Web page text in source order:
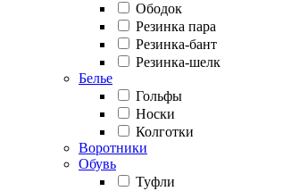
Ободок
Резинка пара
Резинка-бант
Резинка-шелк
Белье
Гольфы
Носки
Колготки
Воротники
Обувь
Туфли